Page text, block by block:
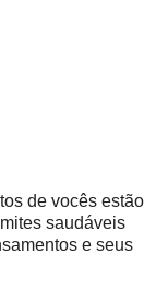
de vocês estão
saudáveis
e seus